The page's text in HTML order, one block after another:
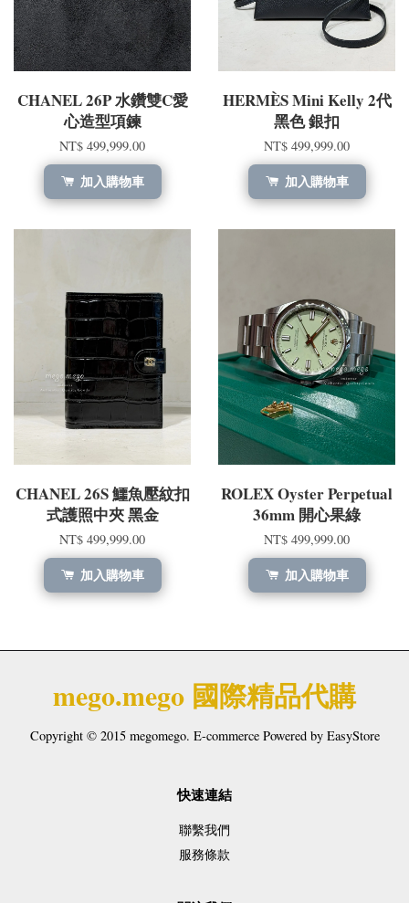
CHANEL 26P 水鑽雙C愛
心造型項鍊​
NT$ 499,999.00
加入購物車
HERMÈS Mini Kelly 2代
黑色 銀扣
NT$ 499,999.00
加入購物車
CHANEL 26S 鱷魚壓紋扣
式護照中夾 黑金
NT$ 499,999.00
加入購物車
ROLEX Oyster Perpetual
36mm 開心果綠
NT$ 499,999.00
加入購物車
mego.mego 國際精品代購
Copyright © 2015 megomego. E-commerce Powered by EasyStore
快速連結
聯繫我們
服務條款